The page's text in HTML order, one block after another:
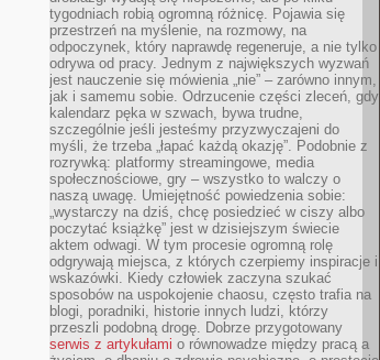
tygodniach robią ogromną różnicę. Pojawia się
przestrzeń na myślenie, na rozmowy, na
odpoczynek, który naprawdę regeneruje, a nie tylko
odrywa od pracy. Jednym z największych wyzwań
jest nauczenie się mówienia „nie” – zarówno innym,
jak i samemu sobie. Odrzucenie części zleceń, gdy
kalendarz pęka w szwach, bywa trudne,
szczególnie jeśli jesteśmy przyzwyczajeni do
myśli, że trzeba „łapać każdą okazję”. Podobnie z
rozrywką: platformy streamingowe, media
społecznościowe, gry – wszystko to walczy o
naszą uwagę. Umiejętność powiedzenia sobie:
„wystarczy na dziś, chcę posiedzieć w ciszy albo
poczytać książkę” jest w dzisiejszym świecie
aktem odwagi. W tym procesie ogromną rolę
odgrywają miejsca, z których czerpiemy inspiracje i
wskazówki. Kiedy człowiek zaczyna szukać
sposobów na uspokojenie chaosu, często trafia na
blogi, poradniki, historie innych ludzi, którzy
przeszli podobną drogę. Dobrze przygotowany
serwis z artykułami o równowadze między pracą a